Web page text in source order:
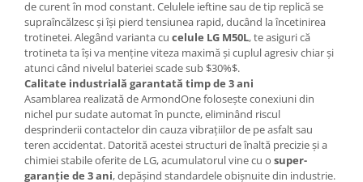
de curent în mod constant. Celulele ieftine sau de tip replică se
supraîncălzesc și își pierd tensiunea rapid, ducând la încetinirea
trotinetei. Alegând varianta cu celule LG M50L, te asiguri că
trotineta ta își va menține viteza maximă și cuplul agresiv chiar și
atunci când nivelul bateriei scade sub $30%$.
Calitate industrială garantată timp de 3 ani
Asamblarea realizată de ArmondOne folosește conexiuni din
nichel pur sudate automat în puncte, eliminând riscul
desprinderii contactelor din cauza vibrațiilor de pe asfalt sau
teren accidentat. Datorită acestei structuri de înaltă precizie și a
chimiei stabile oferite de LG, acumulatorul vine cu o super-
garanție de 3 ani, depășind standardele obișnuite din industrie.